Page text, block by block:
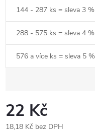
144 - 287 ks = sleva 3 %
288 - 575 ks = sleva 4 %
576 a více ks = sleva 5 %
22 Kč
18,18 Kč bez DPH